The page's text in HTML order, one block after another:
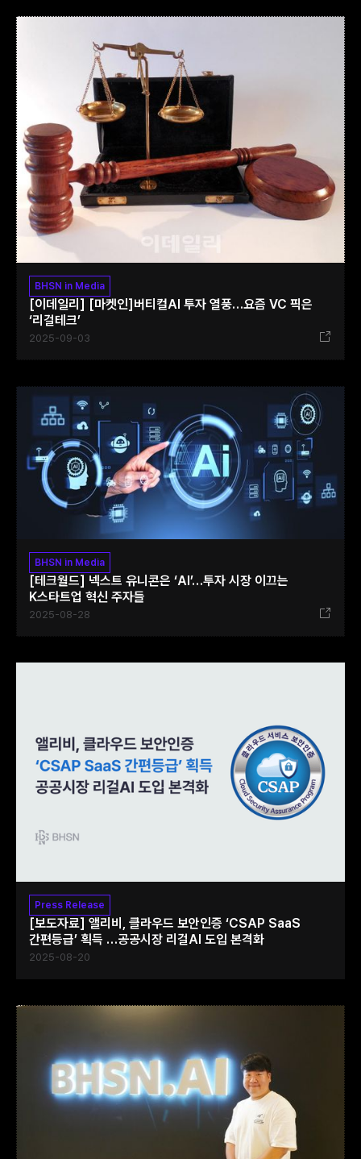
BHSN in Media
[이데일리] [마켓인]버티컬AI 투자 열풍…요즘 VC 픽은
‘리걸테크’
2025-09-03
BHSN in Media
[테크월드] 넥스트 유니콘은 ‘AI’…투자 시장 이끄는
K스타트업 혁신 주자들
2025-08-28
Press Release
[보도자료] 앨리비, 클라우드 보안인증 ‘CSAP SaaS
간편등급’ 획득 …공공시장 리걸AI 도입 본격화
2025-08-20